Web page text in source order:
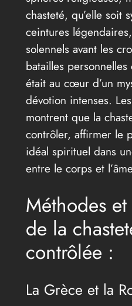
chasteté, qu’elle soit
ceintures
solennels avant les
batailles
était au cœur d’un
dévotion intenses.
montrent que la
contrôler, affirmer le
idéal spirituel dans
entre le corps et
Méthodes
de la
contrôlée :
La Grèce et la